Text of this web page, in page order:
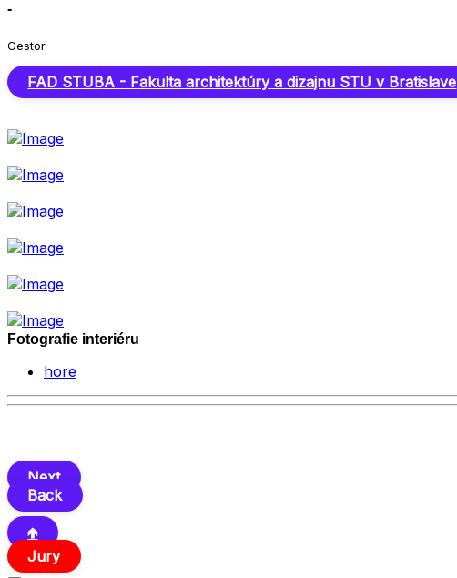
-
Gestor
FAD STUBA - Fakulta architektúry a dizajnu STU v Bratislave
Fotografie interiéru
hore
Next
Back
🢁
Jury